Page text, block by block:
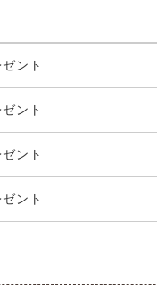
ント
ント
ント
ント